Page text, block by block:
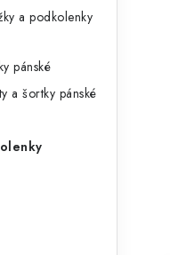
a podkolenky
pánské
a šortky pánské